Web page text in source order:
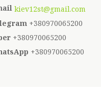
kiev12st@gmail.com
+380970065200
+380970065200
+380970065200